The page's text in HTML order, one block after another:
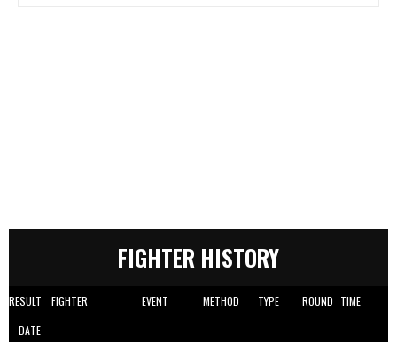
FIGHTER HISTORY
RESULT FIGHTER EVENT METHOD TYPE ROUND TIME
DATE